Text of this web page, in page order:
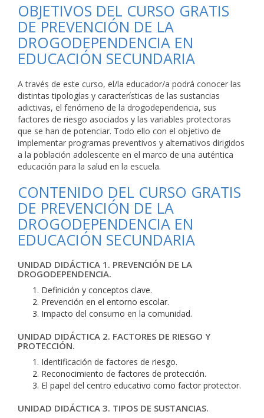
OBJETIVOS DEL CURSO GRATIS
DE PREVENCIÓN DE LA
DROGODEPENDENCIA EN
EDUCACIÓN SECUNDARIA
A través de este curso, el/la educador/a podrá conocer las
distintas tipologías y características de las sustancias
adictivas, el fenómeno de la drogodependencia, sus
factores de riesgo asociados y las variables protectoras
que se han de potenciar. Todo ello con el objetivo de
implementar programas preventivos y alternativos dirigidos
a la población adolescente en el marco de una auténtica
educación para la salud en la escuela.
CONTENIDO DEL CURSO GRATIS
DE PREVENCIÓN DE LA
DROGODEPENDENCIA EN
EDUCACIÓN SECUNDARIA
UNIDAD DIDÁCTICA 1. PREVENCIÓN DE LA
DROGODEPENDENCIA.
Definición y conceptos clave.
Prevención en el entorno escolar.
Impacto del consumo en la comunidad.
UNIDAD DIDÁCTICA 2. FACTORES DE RIESGO Y
PROTECCIÓN.
Identificación de factores de riesgo.
Reconocimiento de factores de protección.
El papel del centro educativo como factor protector.
UNIDAD DIDÁCTICA 3. TIPOS DE SUSTANCIAS.